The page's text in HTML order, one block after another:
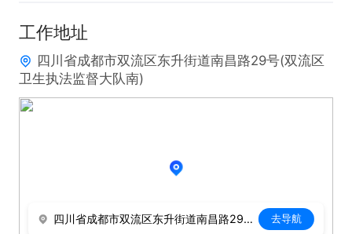
工作地址
四川省成都市双流区东升街道南昌路29号(双流区
卫生执法监督大队南)
四川省成都市双流区东升街道南昌路29号(双流区卫生执法监督大队南) 去导航